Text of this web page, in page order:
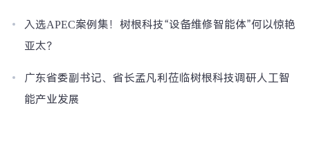
入选APEC案例集！树根科技“设备维修智能体”何以惊艳
亚太？
广东省委副书记、省长孟凡利莅临树根科技调研人工智
能产业发展